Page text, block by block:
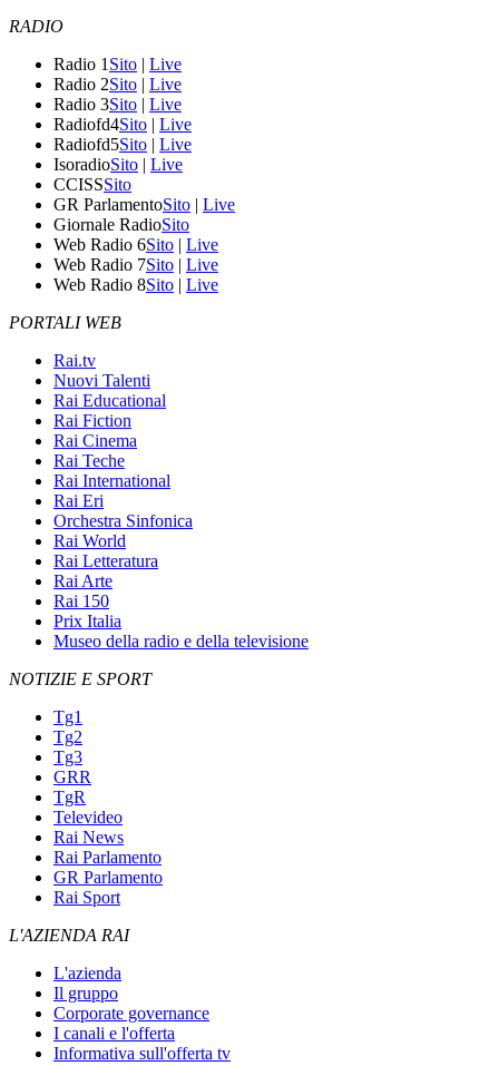
RADIO
Radio 1 Sito | Live
Radio 2Sito | Live
Radio 3Sito | Live
Radiofd4Sito | Live
Radiofd5Sito | Live
IsoradioSito | Live
CCISSSito
GR ParlamentoSito | Live
Giornale RadioSito
Web Radio 6Sito | Live
Web Radio 7Sito | Live
Web Radio 8Sito | Live
PORTALI WEB
Rai.tv
Nuovi Talenti
Rai Educational
Rai Fiction
Rai Cinema
Rai Teche
Rai International
Rai Eri
Orchestra Sinfonica
Rai World
Rai Letteratura
Rai Arte
Rai 150
Prix Italia
Museo della radio e della televisione
NOTIZIE E SPORT
Tg1
Tg2
Tg3
GRR
TgR
Televideo
Rai News
Rai Parlamento
GR Parlamento
Rai Sport
L'AZIENDA RAI
L'azienda
Il gruppo
Corporate governance
I canali e l'offerta
Informativa sull'offerta tv